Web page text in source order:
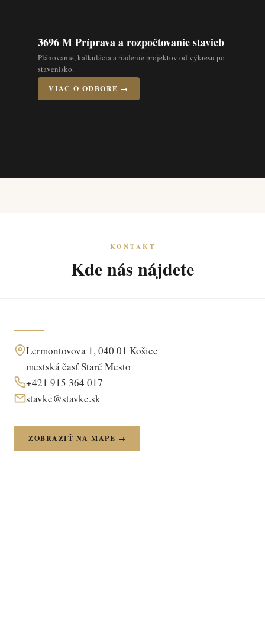
3696 M Príprava a rozpočtovanie stavieb
Plánovanie, kalkulácia a riadenie projektov od výkresu po
stavenisko.
VIAC O ODBORE →
KONTAKT
Kde nás nájdete
Lermontovova 1, 040 01 Košice
mestská časť Staré Mesto
+421 915 364 017
stavke@stavke.sk
ZOBRAZIŤ NA MAPE →